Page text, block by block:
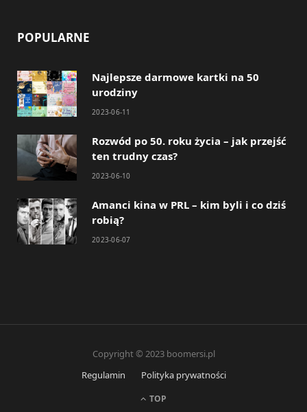
POPULARNE
Najlepsze darmowe kartki na 50
urodziny
2023-06-11
Rozwód po 50. roku życia – jak przejść
ten trudny czas?
2023-06-10
Amanci kina w PRL – kim byli i co dziś
robią?
2023-06-07
Copyright © 2023 boomersi.pl
Regulamin
Polityka prywatności
TOP